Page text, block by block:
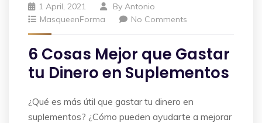
1 April, 2021 By Antonio
MasqueenForma
No Comments
6 Cosas Mejor que Gastar
tu Dinero en Suplementos
¿Qué es más útil que gastar tu dinero en
suplementos? ¿Cómo pueden ayudarte a mejorar